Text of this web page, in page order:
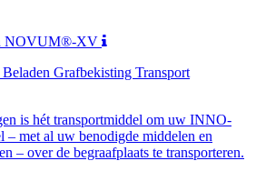
NOVUM®-XV
is hét transportmiddel om uw INNO-
– met al uw benodigde middelen en
– over de begraafplaats te transporteren.